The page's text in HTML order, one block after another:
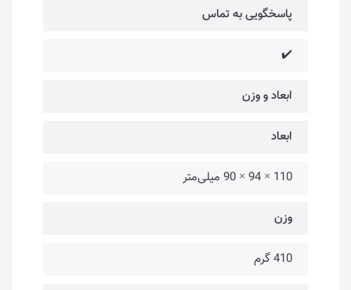
پاسخگویی به تماس
✔️
ابعاد و وزن
ابعاد
110 × 94 × 90 میلی‌متر
وزن
410 گرم